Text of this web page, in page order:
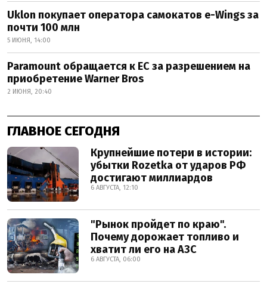
Uklon покупает оператора самокатов e-Wings за
почти 100 млн
5 ИЮНЯ, 14:00
Paramount обращается к ЕС за разрешением на
приобретение Warner Bros
2 ИЮНЯ, 20:40
ГЛАВНОЕ СЕГОДНЯ
Крупнейшие потери в истории:
убытки Rozetka от ударов РФ
достигают миллиардов
6 АВГУСТА, 12:10
"Рынок пройдет по краю".
Почему дорожает топливо и
хватит ли его на АЗС
6 АВГУСТА, 06:00